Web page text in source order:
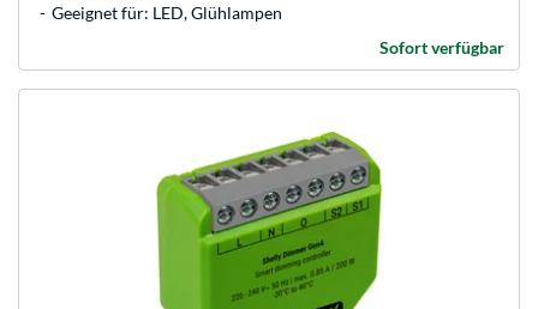
Geeignet für: LED, Glühlampen
Sofort verfügbar